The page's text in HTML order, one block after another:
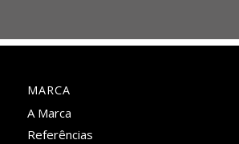
MARCA
A Marca
Referências